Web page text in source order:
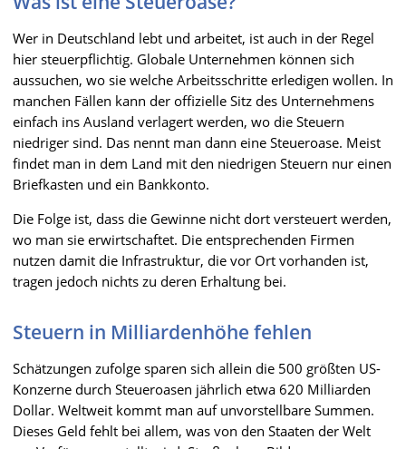
Wer in Deutschland lebt und arbeitet, ist auch in der Regel
hier steuerpflichtig. Globale Unternehmen können sich
aussuchen, wo sie welche Arbeitsschritte erledigen wollen. In
manchen Fällen kann der offizielle Sitz des Unternehmens
einfach ins Ausland verlagert werden, wo die Steuern
niedriger sind. Das nennt man dann eine Steueroase. Meist
findet man in dem Land mit den niedrigen Steuern nur einen
Briefkasten und ein Bankkonto.
Die Folge ist, dass die Gewinne nicht dort versteuert werden,
wo man sie erwirtschaftet. Die entsprechenden Firmen
nutzen damit die Infrastruktur, die vor Ort vorhanden ist,
tragen jedoch nichts zu deren Erhaltung bei.
Steuern in Milliardenhöhe fehlen
Schätzungen zufolge sparen sich allein die 500 größten US-
Konzerne durch Steueroasen jährlich etwa 620 Milliarden
Dollar. Weltweit kommt man auf unvorstellbare Summen.
Dieses Geld fehlt bei allem, was von den Staaten der Welt